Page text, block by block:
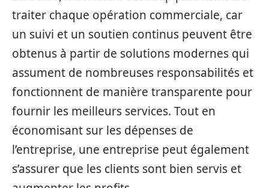
traiter chaque opération commerciale, car
un suivi et un soutien continus peuvent être
obtenus à partir de solutions modernes qui
assument de nombreuses responsabilités et
fonctionnent de manière transparente pour
fournir les meilleurs services. Tout en
économisant sur les dépenses de
l’entreprise, une entreprise peut également
s’assurer que les clients sont bien servis et